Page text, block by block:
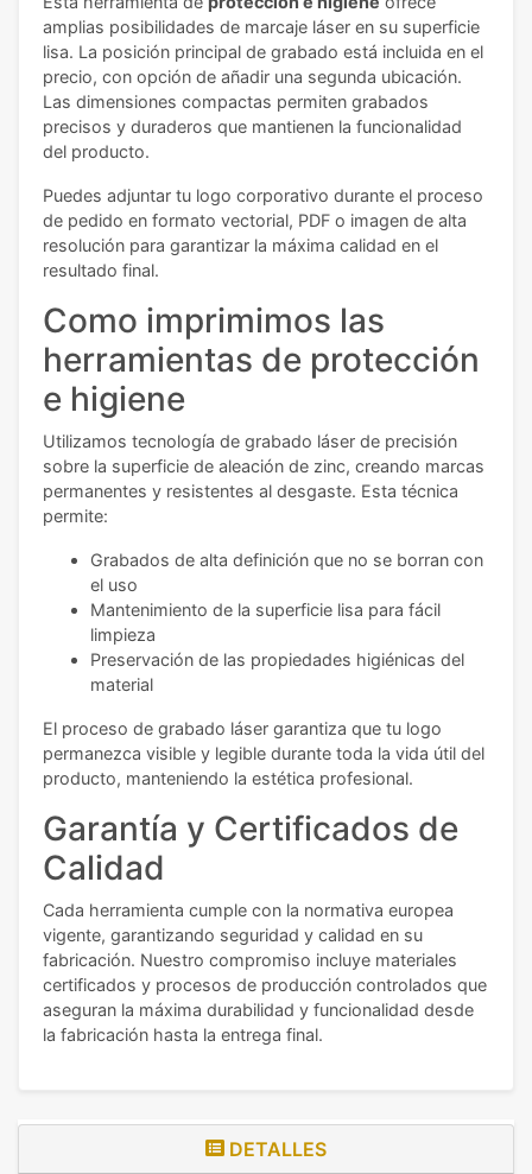
amplias posibilidades de marcaje láser en su superficie
lisa. La posición principal de grabado está incluida en el
precio, con opción de añadir una segunda ubicación.
Las dimensiones compactas permiten grabados
precisos y duraderos que mantienen la funcionalidad
del producto.
Puedes adjuntar tu logo corporativo durante el proceso
de pedido en formato vectorial, PDF o imagen de alta
resolución para garantizar la máxima calidad en el
resultado final.
Como imprimimos las
herramientas de protección
e higiene
Utilizamos tecnología de grabado láser de precisión
sobre la superficie de aleación de zinc, creando marcas
permanentes y resistentes al desgaste. Esta técnica
permite:
Grabados de alta definición que no se borran con
el uso
Mantenimiento de la superficie lisa para fácil
limpieza
Preservación de las propiedades higiénicas del
material
El proceso de grabado láser garantiza que tu logo
permanezca visible y legible durante toda la vida útil del
producto, manteniendo la estética profesional.
Garantía y Certificados de
Calidad
Cada herramienta cumple con la normativa europea
vigente, garantizando seguridad y calidad en su
fabricación. Nuestro compromiso incluye materiales
certificados y procesos de producción controlados que
aseguran la máxima durabilidad y funcionalidad desde
la fabricación hasta la entrega final.
DETALLES